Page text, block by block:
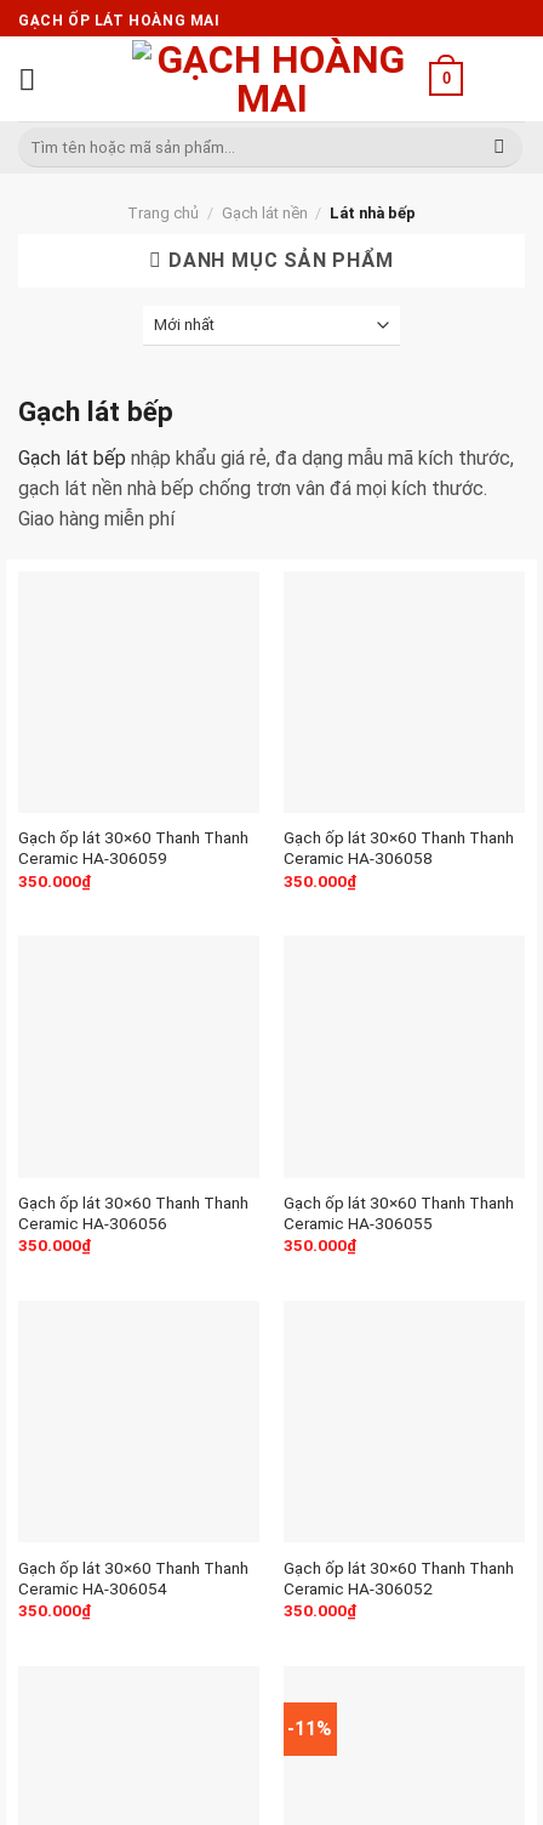
Skip
to
content
GẠCH ỐP LÁT HOÀNG MAI
0
Tìm
Trang chủ / Gạch lát nền / Lát nhà bếp
DANH MỤC SẢN PHẨM
Gạch lát bếp
Gạch lát bếp nhập khẩu giá rẻ, đa dạng mẫu mã kích thước,
gạch lát nền nhà bếp chống trơn vân đá mọi kích thước.
Giao hàng miễn phí
Gạch ốp lát 30×60 Thanh Thanh
Ceramic HA-306059
350.000₫
Gạch ốp lát 30×60 Thanh Thanh
Ceramic HA-306058
350.000₫
Gạch ốp lát 30×60 Thanh Thanh
Ceramic HA-306056
350.000₫
Gạch ốp lát 30×60 Thanh Thanh
Ceramic HA-306055
350.000₫
Gạch ốp lát 30×60 Thanh Thanh
Ceramic HA-306054
350.000₫
Gạch ốp lát 30×60 Thanh Thanh
Ceramic HA-306052
350.000₫
-11%